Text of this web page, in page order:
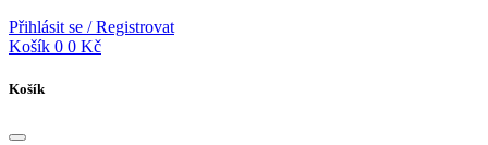
Přihlásit se / Registrovat
Košík 0 0 Kč
Košík